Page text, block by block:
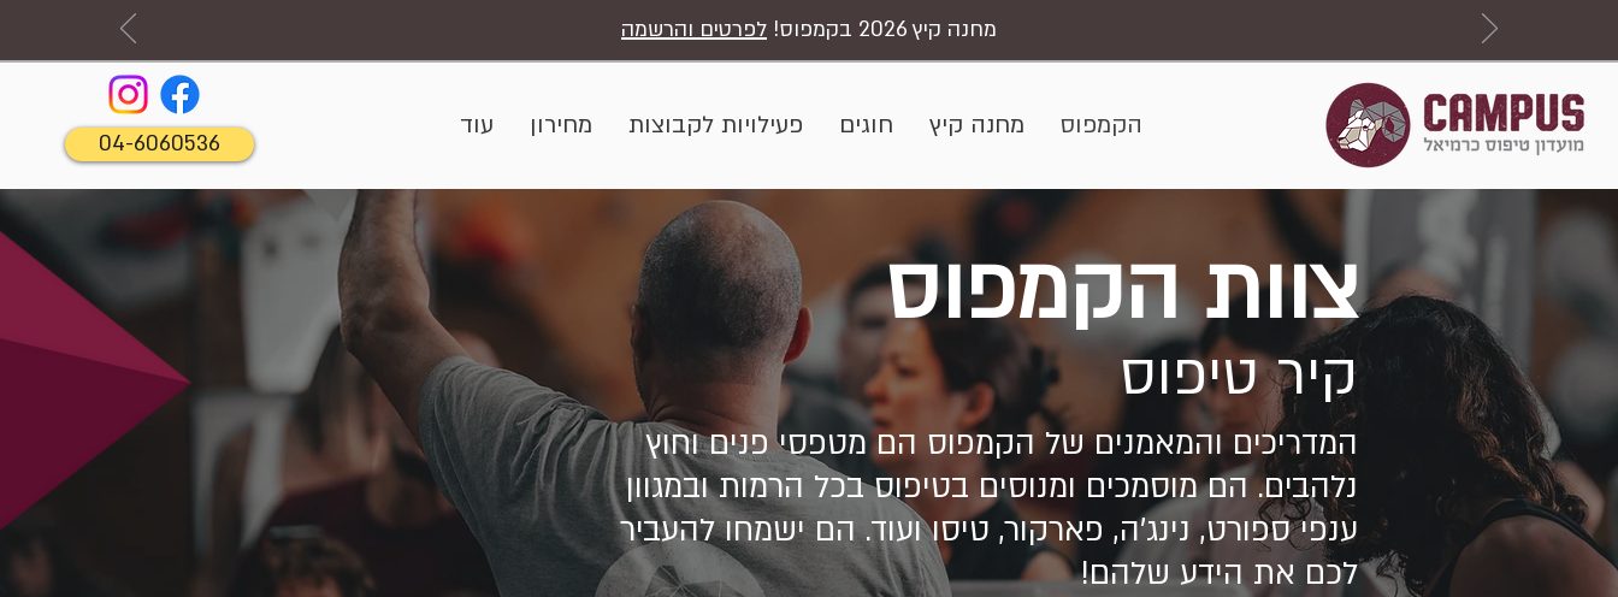
מחנה קיץ 2026 בקמפוס! לפרטים והרשמה
04-6060536
הקמפוס מחנה קיץ חוגים פעילויות לקבוצות מחירון עוד
צוות הקמפוס
קיר טיפוס
המדריכים והמאמנים של הקמפוס הם מטפסי פנים וחוץ
נלהבים. הם מוסמכים ומנוסים בטיפוס בכל הרמות ובמגוון
ענפי ספורט, נינג'ה, פארקור, טיסו ועוד. הם ישמחו להעביר
לכם את הידע שלהם!